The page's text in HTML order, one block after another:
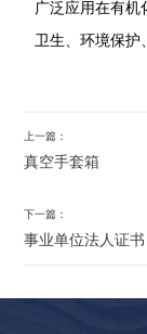
广泛应用在有机
卫生、环境保护
上一篇：
真空手套箱
下一篇：
事业单位法人证书